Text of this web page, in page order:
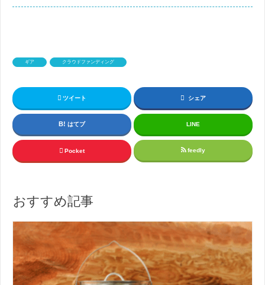
ギア クラウドファンディング
ツイート シェア
はてブ LINE
Pocket feedly
おすすめ記事